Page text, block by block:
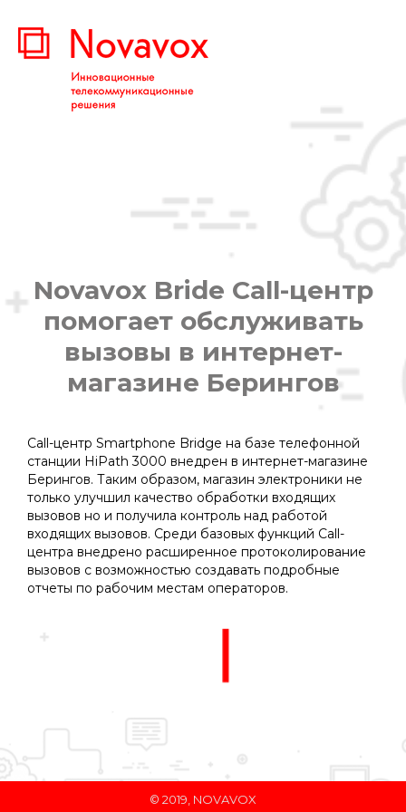
Novavox Bride Call-центр
помогает обслуживать
вызовы в интернет-
магазине Берингов
Call-центр Smartphone Bridge на базе телефонной
станции HiPath 3000 внедрен в интернет-магазине
Берингов. Таким образом, магазин электроники не
только улучшил качество обработки входящих
вызовов но и получила контроль над работой
входящих вызовов. Среди базовых функций Call-
центра внедрено расширенное протоколирование
вызовов с возможностью создавать подробные
отчеты по рабочим местам операторов.
© 2019, NOVAVOX